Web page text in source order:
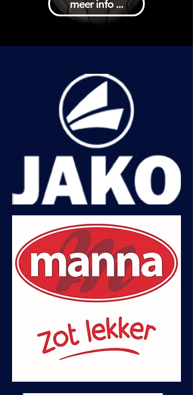
meer info ...